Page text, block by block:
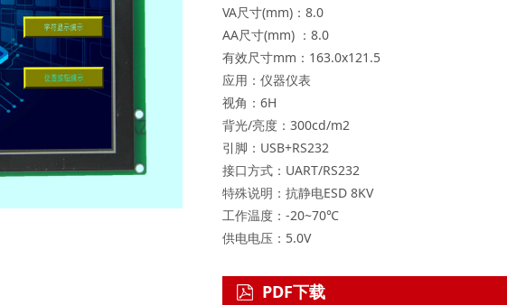
VA尺寸(mm)：8.0
AA尺寸(mm) ：8.0
有效尺寸mm：163.0x121.5
应用：仪器仪表
视角：6H
背光/亮度：300cd/m2
引脚：USB+RS232
接口方式：UART/RS232
特殊说明：抗静电ESD 8KV
工作温度：-20~70℃
供电电压：5.0V
PDF下载